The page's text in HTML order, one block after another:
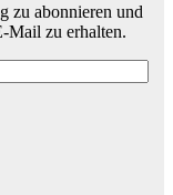
zu abonnieren und
Mail zu erhalten.